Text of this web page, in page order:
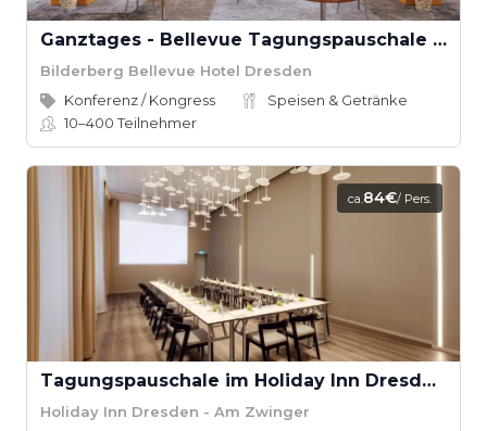
Ganztages - Bellevue Tagungspauschale Bilderberg Bellevue Hotel
Bilderberg Bellevue Hotel Dresden
Konferenz / Kongress
Speisen & Getränke
10–400Teilnehmer
ca.84€/ Pers.
Tagungspauschale im Holiday Inn Dresden - Am Zwinger
Holiday Inn Dresden - Am Zwinger